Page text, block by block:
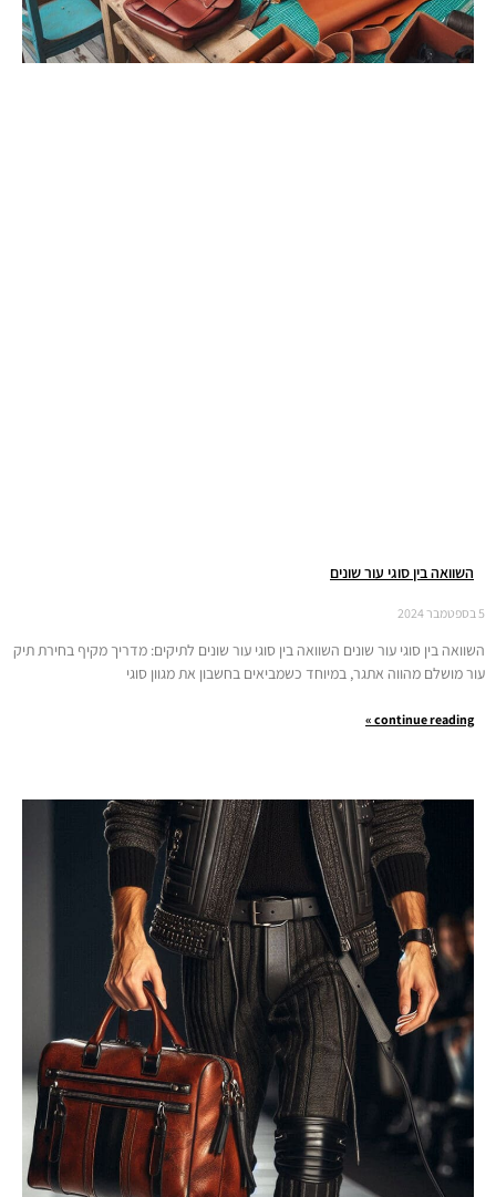
השוואה בין סוגי עור שונים
5 בספטמבר 2024
השוואה בין סוגי עור שונים השוואה בין סוגי עור שונים לתיקים: מדריך מקיף בחירת תיק
עור מושלם מהווה אתגר, במיוחד כשמביאים בחשבון את מגוון סוגי
continue reading »